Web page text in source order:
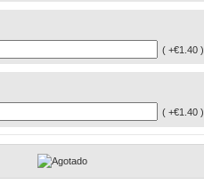
( +€1.40 )
( +€1.40 )